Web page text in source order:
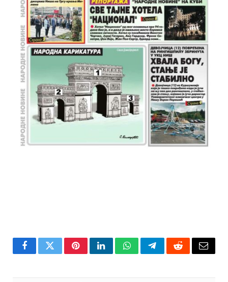
FacebookTwitterPinterestLinkedInWhatsAppTelegramRedditEmail